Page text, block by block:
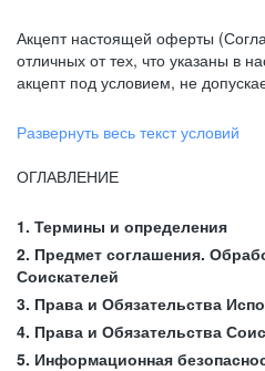
Акцепт настоящей оферты
отличных от тех, что указаны в
акцепт под условием, не
Развернуть весь текст условий
ОГЛАВЛЕНИЕ
1. Термины и определения
2. Предмет соглашения.
Соискателей
3. Права и Обязательства
4. Права и Обязательства
5. Информационная